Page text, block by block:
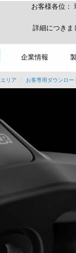
お客様各位：
詳細につきま
企業情報
リア お客専用ダウンロー